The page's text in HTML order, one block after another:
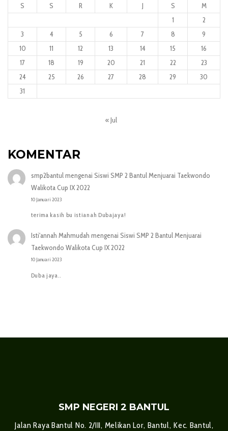
S
S R K J S
M
1
2
3
4 5 6 7 8
9
10
11 12 13 14 15
16
17
18 19 20 21 22
23
24
25 26 27 28 29
30
31
« Jul
KOMENTAR
smp2bantulmengenai Siswi SMP 2 Bantul Menjuarai Taekwondo
Walikota Cup IX 2022
10 Januari 2023
terima kasih bu istianah Dubajaya!
Isti'annah Mahmudah mengenai Siswi SMP 2 Bantul Menjuarai
Taekwondo Walikota Cup IX 2022
10 Januari 2023
Duba jaya..
SMP NEGERI 2 BANTUL
Jalan Raya Bantul No. 2/III, Melikan Lor, Bantul, Kec. Bantul,